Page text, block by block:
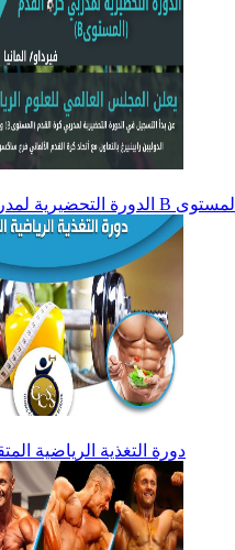
الدورة التحضيرية لمدربي كرة القدم B المستوى
دورة التغذية الرياضية